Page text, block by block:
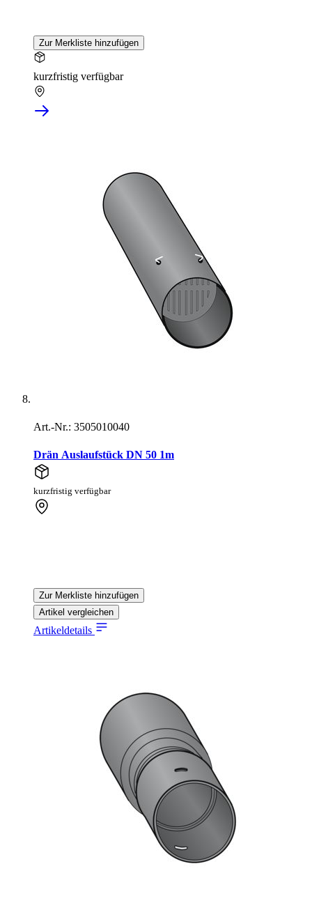
Zur Merkliste hinzufügen
kurzfristig verfügbar
Art.-Nr.: 3505010040
Drän Auslaufstück DN 50 1m
kurzfristig verfügbar
Zur Merkliste hinzufügen
Artikel vergleichen
Artikeldetails